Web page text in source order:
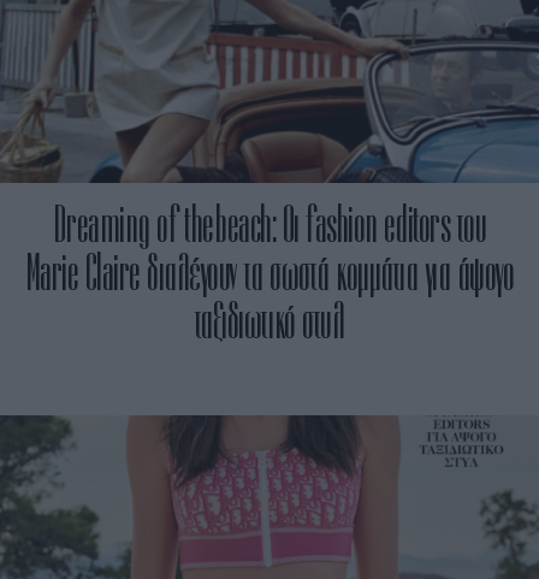
Dreaming of the beach: Οι fashion editors του
Marie Claire διαλέγουν τα σωστά κομμάτια για άψογο
ταξιδιωτικό στυλ